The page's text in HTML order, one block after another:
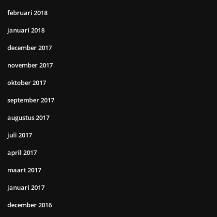
februari 2018
januari 2018
december 2017
november 2017
oktober 2017
september 2017
augustus 2017
juli 2017
april 2017
maart 2017
januari 2017
december 2016